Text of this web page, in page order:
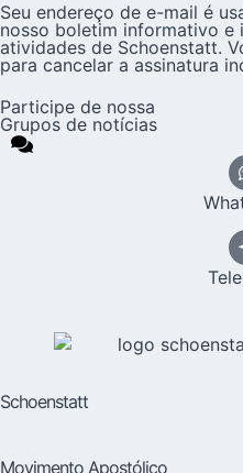
Seu endereço de e-mail é
nosso boletim informativo e
atividades de Schoenstatt.
para cancelar a assinatura
Participe de nossa
Grupos de notícias
Schoenstatt
Movimento Apostólico